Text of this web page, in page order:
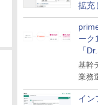
拡充
整を
ーク
「
基幹
業務
イン